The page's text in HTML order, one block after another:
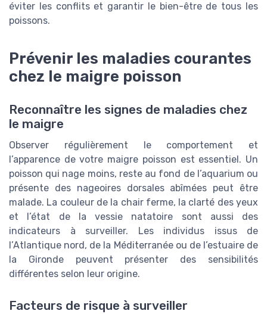
éviter les conflits et garantir le bien-être de tous les
poissons.
Prévenir les maladies courantes
chez le maigre poisson
Reconnaître les signes de maladies chez
le maigre
Observer régulièrement le comportement et
l’apparence de votre maigre poisson est essentiel. Un
poisson qui nage moins, reste au fond de l’aquarium ou
présente des nageoires dorsales abîmées peut être
malade. La couleur de la chair ferme, la clarté des yeux
et l’état de la vessie natatoire sont aussi des
indicateurs à surveiller. Les individus issus de
l’Atlantique nord, de la Méditerranée ou de l’estuaire de
la Gironde peuvent présenter des sensibilités
différentes selon leur origine.
Facteurs de risque à surveiller